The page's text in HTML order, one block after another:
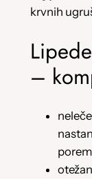
krvnih
–